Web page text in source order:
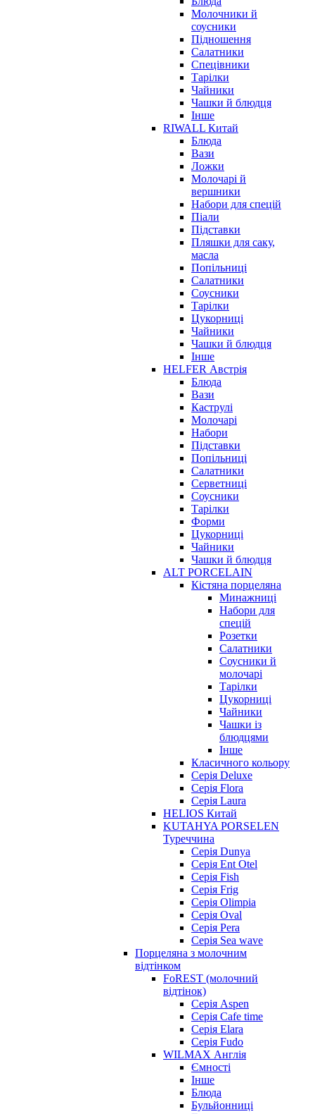
Молочники й
соусники
Підношення
Салатники
Спецівники
Тарілки
Чайники
Чашки й блюдця
Інше
RIWALL Китай
Блюда
Вази
Ложки
Молочарі й
вершники
Набори для спецій
Піали
Підставки
Пляшки для саку,
масла
Попільниці
Салатники
Соусники
Тарілки
Цукорниці
Чайники
Чашки й блюдця
Інше
HELFER Австрія
Блюда
Вази
Каструлі
Молочарі
Набори
Підставки
Попільниці
Салатники
Серветниці
Соусники
Тарілки
Форми
Цукорниці
Чайники
Чашки й блюдця
ALT PORCELAIN
Кістяна порцеляна
Минажниці
Набори для
спецій
Розетки
Салатники
Соусники й
молочарі
Тарілки
Цукорниці
Чайники
Чашки із
блюдцями
Інше
Класичного кольору
Серія Deluxe
Серія Flora
Серія Laura
HELIOS Китай
KUTAHYA PORSELEN
Туреччина
Серія Dunya
Серія Ent Otel
Серія Fish
Серія Frig
Серія Olimpia
Серія Oval
Серія Pera
Серія Sea wave
Порцеляна з молочним
відтінком
FoREST (молочний
відтінок)
Серія Aspen
Серія Cafe time
Серія Elara
Серія Fudo
WILMAX Англія
Ємності
Інше
Блюда
Бульйонниці